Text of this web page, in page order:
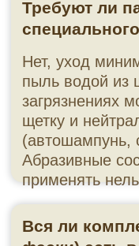
Фасадные панели Ю-
Волгограде с
и выгодно в «Фасад Мега
расчёт и визуализацию
фасада.
г. Волгоград, ул.
8 (8442) 60-69-65
г. Екатеринбург, пер.